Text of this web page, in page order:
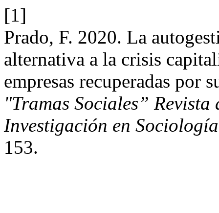
[1]
Prado, F. 2020. La
alternativa a la crisis
empresas recuperadas por
"Tramas Sociales”
Investigación en
153.